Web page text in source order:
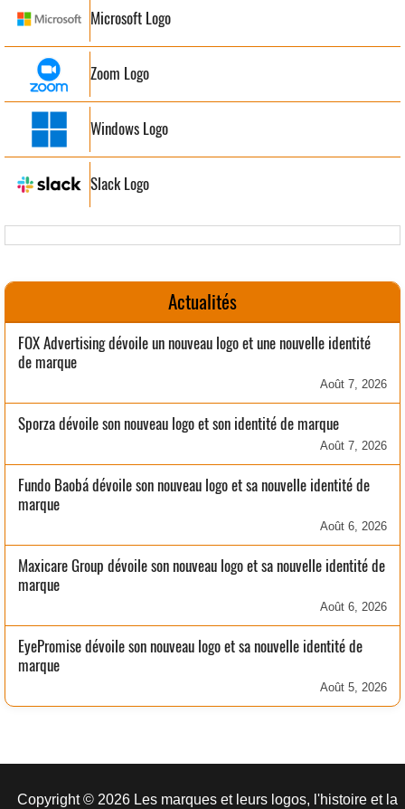
Microsoft Logo
Zoom Logo
Windows Logo
Slack Logo
Actualités
FOX Advertising dévoile un nouveau logo et une nouvelle identité
de marque
Août 7, 2026
Sporza dévoile son nouveau logo et son identité de marque
Août 7, 2026
Fundo Baobá dévoile son nouveau logo et sa nouvelle identité de
marque
Août 6, 2026
Maxicare Group dévoile son nouveau logo et sa nouvelle identité de
marque
Août 6, 2026
EyePromise dévoile son nouveau logo et sa nouvelle identité de
marque
Août 5, 2026
Copyright © 2026 Les marques et leurs logos, l'histoire et la